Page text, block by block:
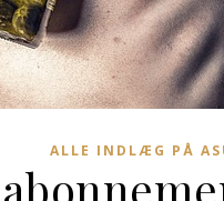
ALLE INDLÆG PÅ